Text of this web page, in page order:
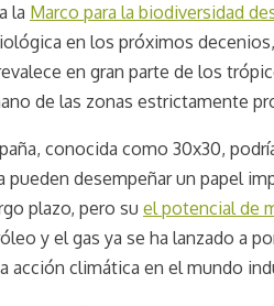
la Marco para la biodiversidad
en los próximos
en gran parte de los
de las zonas estrictamente
conocida como 30x30,
pueden desempeñar un papel
plazo, pero su el potencial de
y el gas ya se ha lanzado a
acción climática en el mundo